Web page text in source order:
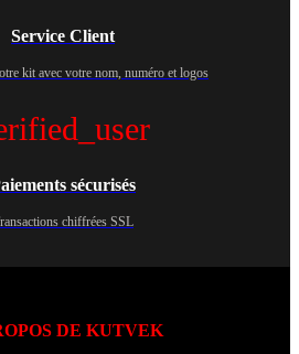
Service Client
kit avec votre nom, numéro et logos
sécurisés
chiffrées SSL
DE KUTVEK